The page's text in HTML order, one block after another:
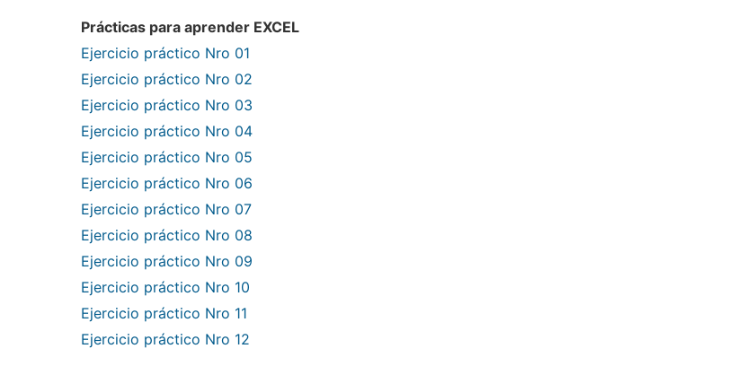
Prácticas para aprender EXCEL
Ejercicio práctico Nro 01
Ejercicio práctico Nro 02
Ejercicio práctico Nro 03
Ejercicio práctico Nro 04
Ejercicio práctico Nro 05
Ejercicio práctico Nro 06
Ejercicio práctico Nro 07
Ejercicio práctico Nro 08
Ejercicio práctico Nro 09
Ejercicio práctico Nro 10
Ejercicio práctico Nro 11
Ejercicio práctico Nro 12